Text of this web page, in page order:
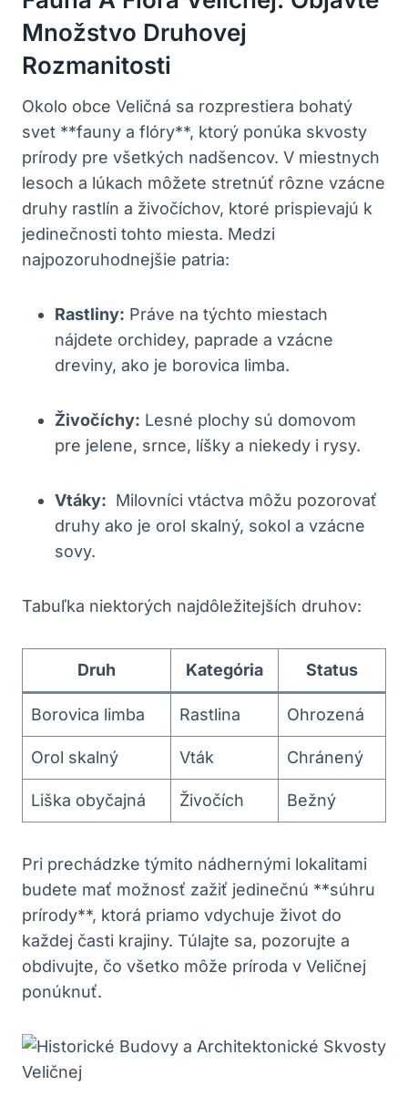
Množstvo ​Druhovej
Rozmanitosti
Okolo obce Veličná sa rozprestiera bohatý ​
svet **fauny⁢ a flóry**, ktorý ponúka skvosty
‍prírody pre všetkých nadšencov.⁣ V ⁣miestnych
lesoch a⁤ lúkach​ môžete stretnúť rôzne vzácne
druhy rastlín ​a ​živočíchov, ktoré⁤ prispievajú k
jedinečnosti⁢ tohto miesta. Medzi⁤
najpozoruhodnejšie ‌patria:
Rastliny: Práve na týchto miestach
‍nájdete orchidey, ⁢paprade‍ a vzácne
dreviny,⁣ ako je‌ borovica limba.
Živočíchy: Lesné plochy ‌sú domovom
pre jelene, srnce, líšky ‍a niekedy i rysy.
Vtáky: ​ Milovníci ⁢vtáctva môžu⁤ pozorovať
druhy ako je ​orol ⁤skalný, sokol a vzácne
sovy.
Tabuľka niektorých najdôležitejších‍ druhov:
Druh Kategória Status
Borovica limba Rastlina Ohrozená
Orol skalný Vták Chránený
Liška obyčajná Živočích Bežný
Pri prechádzke týmito nádhernými ⁤lokalitami‌
budete⁤ mať‌ možnosť zažiť jedinečnú **súhru
prírody**, ktorá priamo vdychuje život do
každej ‍časti krajiny. Túlajte‌ sa, pozorujte a
obdivujte, čo všetko⁣ môže príroda v ⁢Veličnej
ponúknuť.